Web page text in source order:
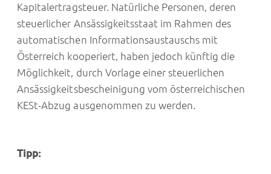
Kapitalertragsteuer. Natürliche Personen, deren
steuerlicher Ansässigkeitsstaat im Rahmen des
automatischen Informationsaustauschs mit
Österreich kooperiert, haben jedoch künftig die
Möglichkeit, durch Vorlage einer steuerlichen
Ansässigkeitsbescheinigung vom österreichischen
KESt-Abzug ausgenommen zu werden.
Tipp: